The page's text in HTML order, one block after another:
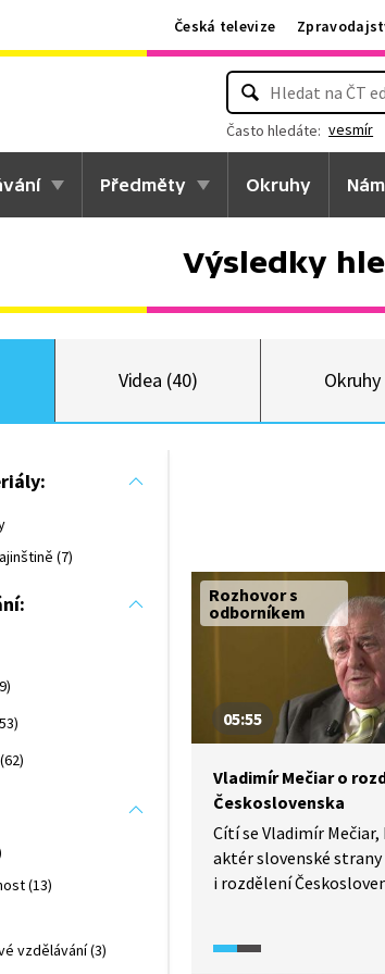
Česká televize
Často hledáte: vesmír
Předměty Okruhy
Výsledky
Videa (40) Okruhy
(7)
(13)
vzdělávání (3)
Rozhovor s
odborníkem
05:55
Vladimír Mečiar o
Československa
Cítí se Vladimír Mečiar,
aktér slovenské
i rozdělení
rozdělení i události